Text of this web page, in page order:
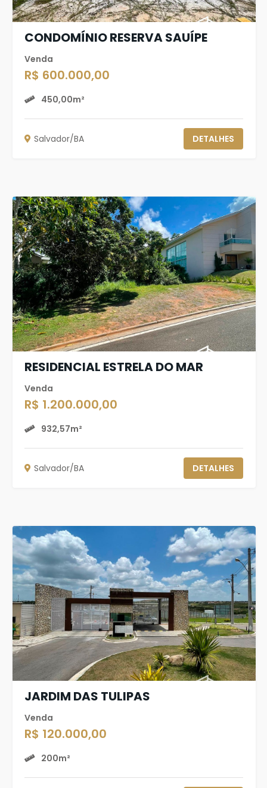
CONDOMÍNIO RESERVA SAUÍPE
Venda
R$ 600.000,00
450,00m²
Salvador/BA DETALHES
RESIDENCIAL ESTRELA DO MAR
Venda
R$ 1.200.000,00
932,57m²
Salvador/BA DETALHES
JARDIM DAS TULIPAS
Venda
R$ 120.000,00
200m²